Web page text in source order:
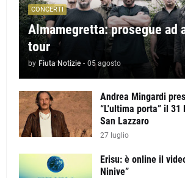
CONCERTI
Almamegretta: prosegue ad
tour
by Fiuta Notizie - 05 agosto
Andrea Mingardi
“L'ultima porta” il
San Lazzaro
27 luglio
Erisu: è online il
Ninive”